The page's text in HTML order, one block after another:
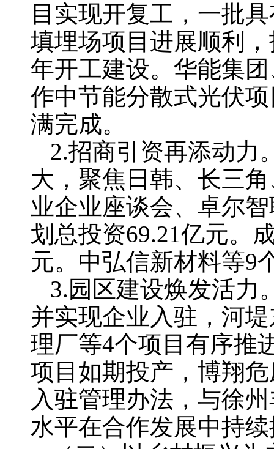
目实现开复工，一批
填埋场项目进展顺利
年开工建设。华能集
作中节能分散式光伏
满完成。
2.招商引资再添动力
大，聚焦日韩、长三
业企业座谈会、卓尔
划总投资69.21亿元。
元。中弘信新材料等9
3.园区建设焕发活力
并实现企业入驻，河
理厂等4个项目有序推
项目如期投产，博翔
入驻管理办法，与徐
水平在合作发展中持